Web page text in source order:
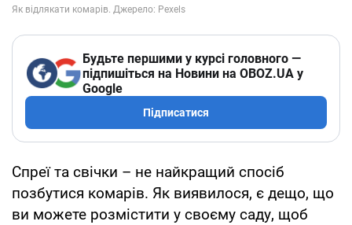
Будьте першими у курсі головного —
підпишіться на Новини на OBOZ.UA у
Google
Підписатися
Спреї та свічки – не найкращий спосіб
позбутися комарів. Як виявилося, є дещо, що
ви можете розмістити у своєму саду, щоб